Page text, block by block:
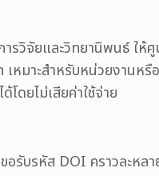
วิจัยและวิทยานิพนธ์ ใ
าะสำหรับหน่วยงานห
ดยไม่เสียค่าใช้จ่าย
อรับรหัส DOI คราวละ